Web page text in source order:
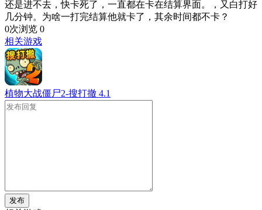
还是进不去，快卡死了，一直都在卡在结算界面。，又白打好
几分钟。为啥一打完结算他就卡了，其余时间都不卡？
0次浏览 0
相关游戏
植物大战僵尸2-搜打撤 4.1
发布